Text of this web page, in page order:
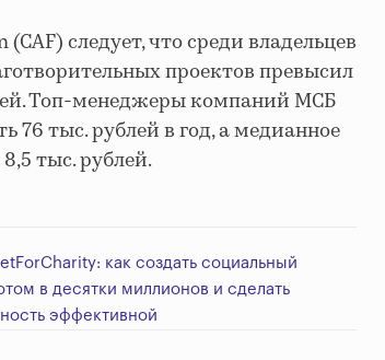
следует, что среди владельцев
проектов превысил
Топ-менеджеры компаний МСБ
76 тыс. рублей в год, а медианное
тыс. рублей.
как создать социальный
в десятки миллионов и сделать
эффективной